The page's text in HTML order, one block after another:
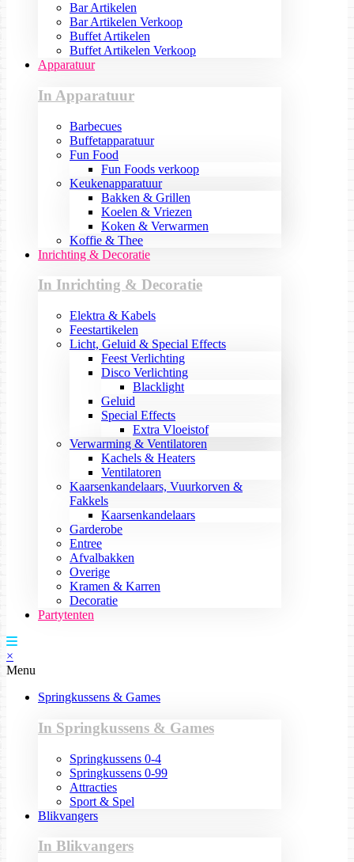
Bar Artikelen
Bar Artikelen Verkoop
Buffet Artikelen
Buffet Artikelen Verkoop
Apparatuur
In Apparatuur
Barbecues
Buffetapparatuur
Fun Food
Fun Foods verkoop
Keukenapparatuur
Bakken & Grillen
Koelen & Vriezen
Koken & Verwarmen
Koffie & Thee
Inrichting & Decoratie
In Inrichting & Decoratie
Elektra & Kabels
Feestartikelen
Licht, Geluid & Special Effects
Feest Verlichting
Disco Verlichting
Blacklight
Geluid
Special Effects
Extra Vloeistof
Verwarming & Ventilatoren
Kachels & Heaters
Ventilatoren
Kaarsenkandelaars, Vuurkorven &
Fakkels
Kaarsenkandelaars
Garderobe
Entree
Afvalbakken
Overige
Kramen & Karren
Decoratie
Partytenten
×
Menu
Springkussens & Games
In Springkussens & Games
Springkussens 0-4
Springkussens 0-99
Attracties
Sport & Spel
Blikvangers
In Blikvangers